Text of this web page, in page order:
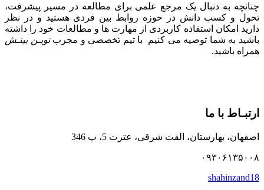
چنانچه به دنبال یک مرجع علمی برای مطالعه در مسیر پیشرفت،
تحول و کسب دانش در حوزه روابط بین فردی هستید و در نظر
دارید امکان استفاده کاربردی از مهارت ها و مطالعات خود را داشته
باشید به شما توصیه می کنیم با تیم تخصصی و مجربنویـن بینـش
همراه باشید.
ارتبـاط با ما
اصفهان، بهارستان، الفت شرقی، عترت 5، پ 346
۰۹۳۰۶۱۳۵۰۰۸
shahinzand18